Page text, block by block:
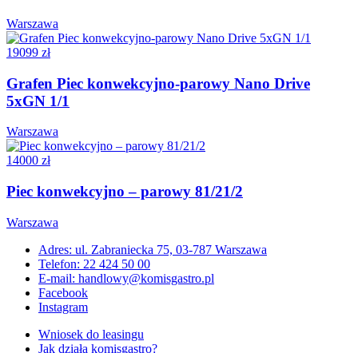
Warszawa
19099 zł
Grafen Piec konwekcyjno-parowy Nano Drive
5xGN 1/1
Warszawa
14000 zł
Piec konwekcyjno – parowy 81/21/2
Warszawa
Adres: ul. Zabraniecka 75, 03-787 Warszawa
Telefon: 22 424 50 00
E-mail: handlowy@komisgastro.pl
Facebook
Instagram
Wniosek do leasingu
Jak działa komisgastro?